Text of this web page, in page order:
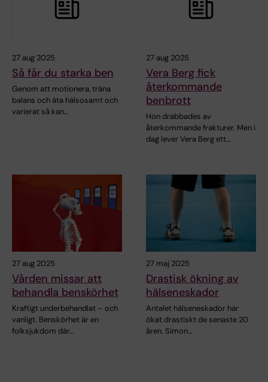
27 aug 2025
Så får du starka ben
Genom att motionera, träna
balans och äta hälsosamt och
varierat så kan…
27 aug 2025
Vera Berg fick
återkommande
benbrott
Hon drabbades av
återkommande frakturer. Men i
dag lever Vera Berg ett…
27 aug 2025
Vården missar att
behandla benskörhet
Kraftigt underbehandlat – och
vanligt. Benskörhet är en
folksjukdom där…
27 maj 2025
Drastisk ökning av
hälseneskador
Antalet hälseneskador har
ökat drastiskt de senaste 20
åren. Simon…